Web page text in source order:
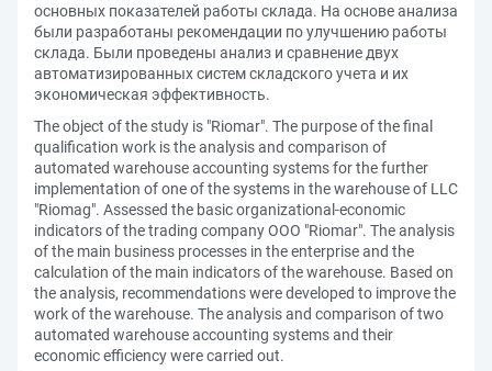
основных показателей работы склада. На основе анализа
были разработаны рекомендации по улучшению работы
склада. Были проведены анализ и сравнение двух
автоматизированных систем складского учета и их
экономическая эффективность.
The object of the study is "Riomar". The purpose of the final
qualification work is the analysis and comparison of
automated warehouse accounting systems for the further
implementation of one of the systems in the warehouse of LLC
"Riomag". Assessed the basic organizational-economic
indicators of the trading company OOO "Riomar". The analysis
of the main business processes in the enterprise and the
calculation of the main indicators of the warehouse. Based on
the analysis, recommendations were developed to improve the
work of the warehouse. The analysis and comparison of two
automated warehouse accounting systems and their
economic efficiency were carried out.